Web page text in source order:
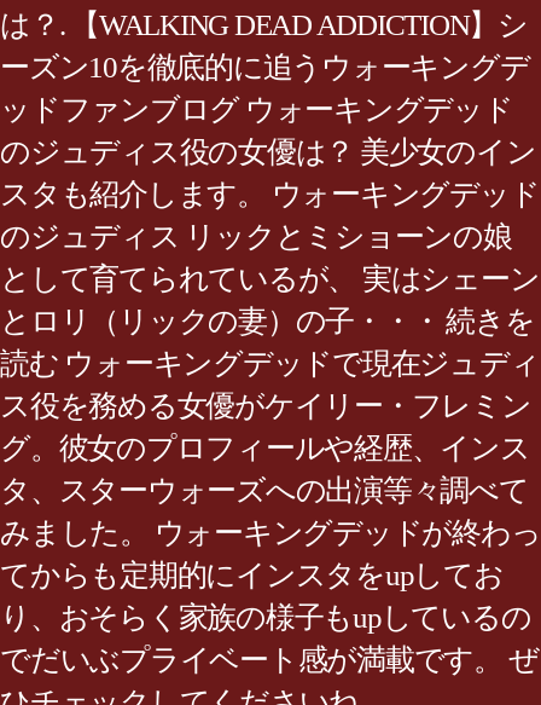
は？. 【WALKING DEAD ADDICTION】シ
ーズン10を徹底的に追うウォーキングデ
ッドファンブログ ウォーキングデッド
のジュディス役の女優は？ 美少女のイン
スタも紹介します。 ウォーキングデッド
のジュディス リックとミショーンの娘
として育てられているが、 実はシェーン
とロリ（リックの妻）の子・・・ 続きを
読む ウォーキングデッドで現在ジュディ
ス役を務める女優がケイリー・フレミン
グ。彼女のプロフィールや経歴、インス
タ、スターウォーズへの出演等々調べて
みました。 ウォーキングデッドが終わっ
てからも定期的にインスタをupしてお
り、おそらく家族の様子もupしているの
でだいぶプライベート感が満載です。 ぜ